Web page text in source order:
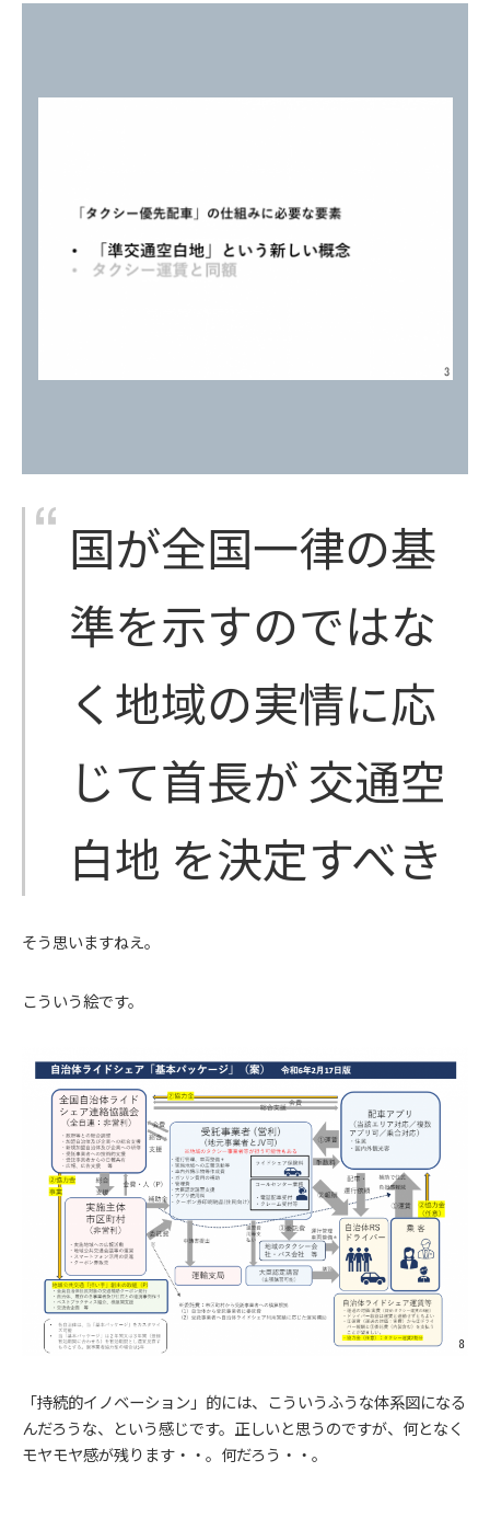
国が全国一律の基
準を示すのではな
く地域の実情に応
じて首長が 交通空
白地 を決定すべき
そう思いますねえ。
こういう絵です。
「持続的イノベーション」的には、こういうふうな体系図になる
んだろうな、という感じです。正しいと思うのですが、何となく
モヤモヤ感が残ります・・。何だろう・・。